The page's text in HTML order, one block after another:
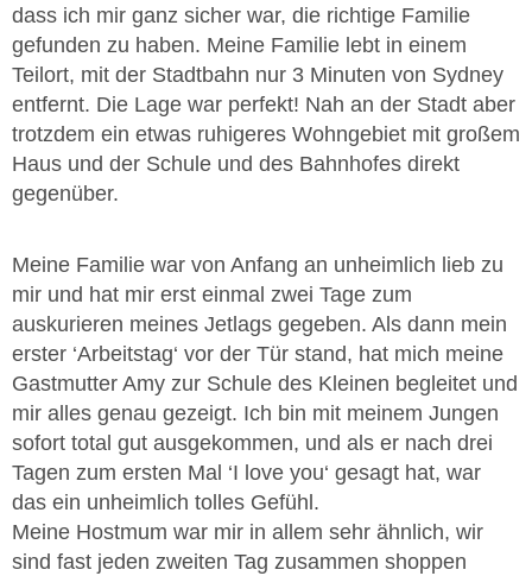
dass ich mir ganz sicher war, die richtige Familie
gefunden zu haben. Meine Familie lebt in einem
Teilort, mit der Stadtbahn nur 3 Minuten von Sydney
entfernt. Die Lage war perfekt! Nah an der Stadt aber
trotzdem ein etwas ruhigeres Wohngebiet mit großem
Haus und der Schule und des Bahnhofes direkt
gegenüber.
Meine Familie war von Anfang an unheimlich lieb zu
mir und hat mir erst einmal zwei Tage zum
auskurieren meines Jetlags gegeben. Als dann mein
erster ‘Arbeitstag‘ vor der Tür stand, hat mich meine
Gastmutter Amy zur Schule des Kleinen begleitet und
mir alles genau gezeigt. Ich bin mit meinem Jungen
sofort total gut ausgekommen, und als er nach drei
Tagen zum ersten Mal ‘I love you‘ gesagt hat, war
das ein unheimlich tolles Gefühl.
Meine Hostmum war mir in allem sehr ähnlich, wir
sind fast jeden zweiten Tag zusammen shoppen